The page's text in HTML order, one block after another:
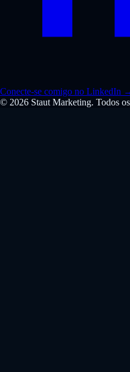
Conecte-se comigo no LinkedIn
© 2026 Staut Marketing. Todos